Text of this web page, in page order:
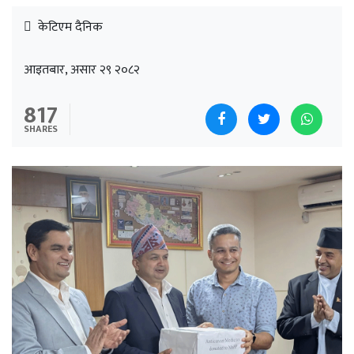
केटिएम दैनिक
आइतबार, असार २९ २०८२
817
SHARES